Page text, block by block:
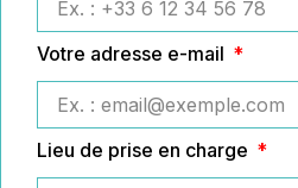
Votre adresse e-mail
Lieu de prise en charge